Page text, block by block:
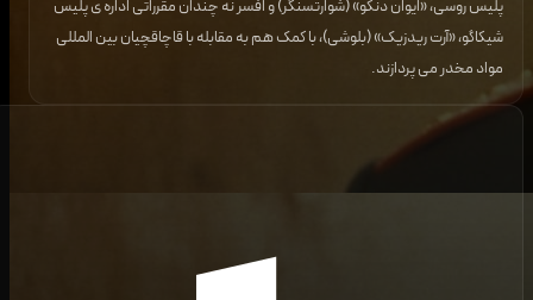
پلیس روسی، «ایوان دنکو» (شوارتسنگر) و افسر نه چندان مقرراتی اداره ی پلیس
شیکاگو، «آرت ریدزیک» (بلوشی)، با کمک هم به مقابله با قاچاقچیان بین المللی
مواد مخدر می پردازند.